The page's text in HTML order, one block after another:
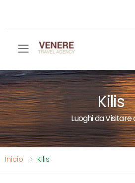
Toggle
Kilis
Luoghi da Visitare
Inicio Kilis